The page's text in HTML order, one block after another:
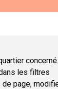
concerné.
les filtres
page,